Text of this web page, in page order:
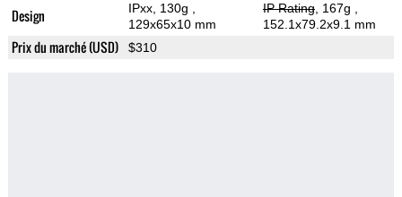
Design IPxx, 130g
129x65x10 mm
IP Rating, 167g
152.1x79.2x9.1 mm
Prix du marché (USD) $310